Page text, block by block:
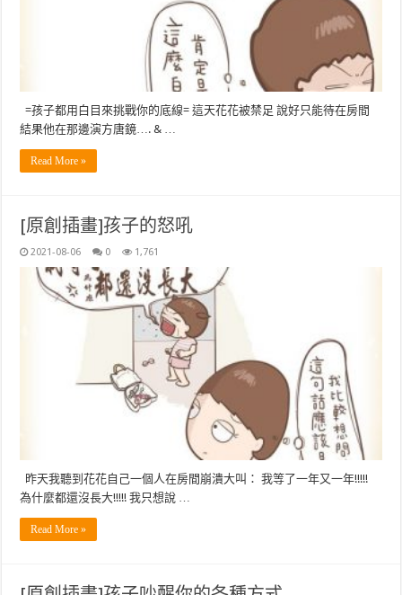
=孩子都用白目來挑戰你的底線= 這天花花被禁足 說好只能待在房間
結果他在那邊演方唐鏡…. & …
Read More »
[原創插畫]孩子的怒吼
2021-08-06 0 1,761
昨天我聽到花花自己一個人在房間崩潰大叫： 我等了一年又一年!!!!!
為什麼都還沒長大!!!!! 我只想說 …
Read More »